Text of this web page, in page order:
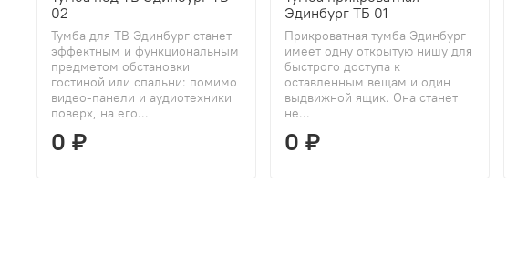
02
Тумба для ТВ Эдинбург станет
эффектным и функциональным
предметом обстановки
гостиной или спальни: помимо
видео-панели и аудиотехники
поверх, на его...
0 ₽
Эдинбург ТБ 01
Прикроватная тумба Эдинбург
имеет одну открытую нишу для
быстрого доступа к
оставленным вещам и один
выдвижной ящик. Она станет
не...
0 ₽